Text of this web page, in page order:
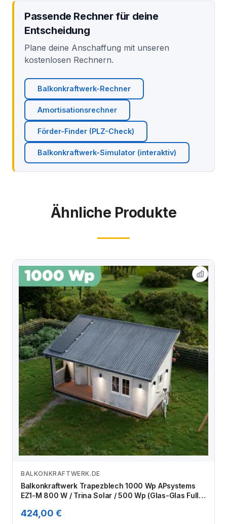
Passende Rechner für deine
Entscheidung
Plane deine Anschaffung mit unseren
kostenlosen Rechnern.
Balkonkraftwerk-Rechner
Amortisationsrechner
Förder-Finder (PLZ-Check)
Balkonkraftwerk-Simulator (interaktiv)
Ähnliche Produkte
Zum Angebot
BALKONKRAFTWERK.DE
Balkonkraftwerk Trapezblech 1000 Wp APsystems
EZ1-M 800 W / Trina Solar / 500 Wp (Glas-Glas Full
2 Module
424,00 €